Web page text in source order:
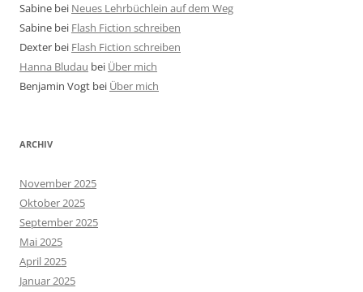
Sabine bei Neues Lehrbüchlein auf dem Weg
Sabine bei Flash Fiction schreiben
Dexter bei Flash Fiction schreiben
Hanna Bludau bei Über mich
Benjamin Vogt bei Über mich
ARCHIV
November 2025
Oktober 2025
September 2025
Mai 2025
April 2025
Januar 2025